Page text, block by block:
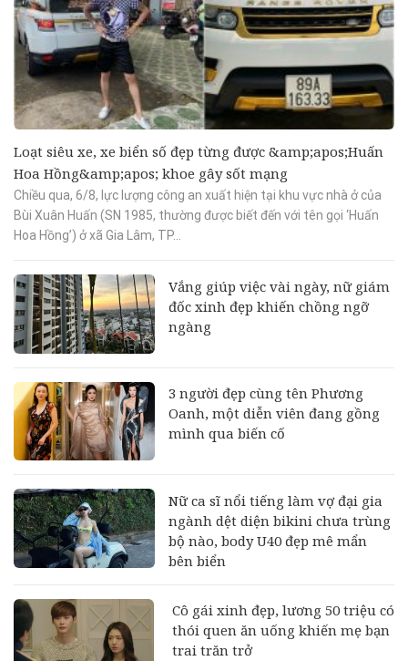
Loạt siêu xe, xe biển số đẹp từng được &amp;apos;Huấn
Hoa Hồng&amp;apos; khoe gây sốt mạng
Chiều qua, 6/8, lực lượng công an xuất hiện tại khu vực nhà ở của
Bùi Xuân Huấn (SN 1985, thường được biết đến với tên gọi ‘Huấn
Hoa Hồng’) ở xã Gia Lâm, TP...
Vắng giúp việc vài ngày, nữ giám
đốc xinh đẹp khiến chồng ngỡ
ngàng
3 người đẹp cùng tên Phương
Oanh, một diễn viên đang gồng
mình qua biến cố
Nữ ca sĩ nổi tiếng làm vợ đại gia
ngành dệt diện bikini chưa trùng
bộ nào, body U40 đẹp mê mẩn
bên biển
Cô gái xinh đẹp, lương 50 triệu có
thói quen ăn uống khiến mẹ bạn
trai trăn trở